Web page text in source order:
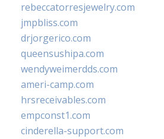
rebeccatorresjewelry.com
jmpbliss.com
drjorgerico.com
queensushipa.com
wendyweimerdds.com
ameri-camp.com
hrsreceivables.com
empconst1.com
cinderella-support.com